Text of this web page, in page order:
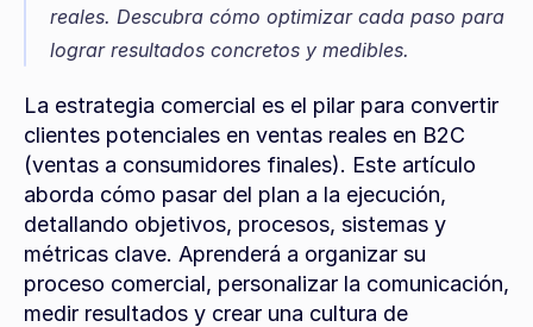
reales. Descubra cómo optimizar cada paso para
lograr resultados concretos y medibles.
La estrategia comercial es el pilar para convertir
clientes potenciales en ventas reales en B2C
(ventas a consumidores finales). Este artículo
aborda cómo pasar del plan a la ejecución,
detallando objetivos, procesos, sistemas y
métricas clave. Aprenderá a organizar su
proceso comercial, personalizar la comunicación,
medir resultados y crear una cultura de